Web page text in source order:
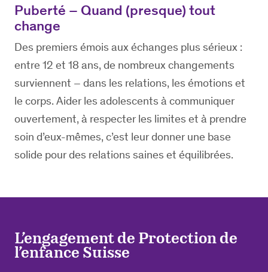
Puberté – Quand (presque) tout
change
Des premiers émois aux échanges plus sérieux :
entre 12 et 18 ans, de nombreux changements
surviennent – dans les relations, les émotions et
le corps. Aider les adolescents à communiquer
ouvertement, à respecter les limites et à prendre
soin d’eux-mêmes, c’est leur donner une base
solide pour des relations saines et équilibrées.
L’engagement de Protection de
l’enfance Suisse